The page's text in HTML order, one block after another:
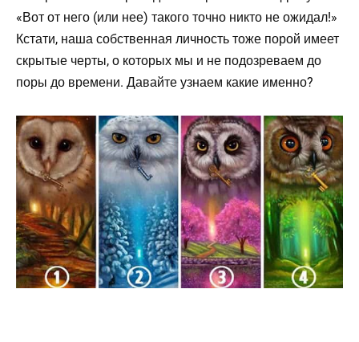
«Вот от него (или нее) такого точно никто не ожидал!»
Кстати, наша собственная личность тоже порой имеет
скрытые черты, о которых мы и не подозреваем до
поры до времени. Давайте узнаем какие именно?